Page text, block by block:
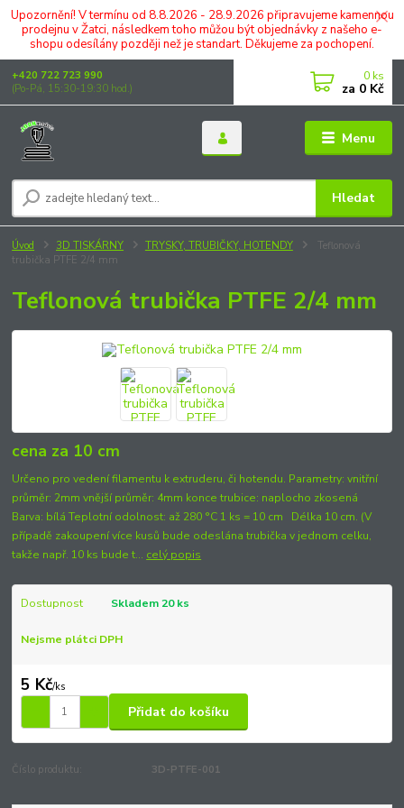
Upozornění! V termínu od 8.8.2026 - 28.9.2026 připravujeme kamennou
prodejnu v Žatci, následkem toho můžou být objednávky z našeho e-
shopu odesílány později než je standart. Děkujeme za pochopení.
Menu
Hledat
+420 722 723 990
(Po-Pá, 15:30-19:30 hod.)
0 ks
za 0 Kč
Úvod 3D TISKÁRNY TRYSKY, TRUBIČKY, HOTENDY
Teflonová
trubička PTFE 2/4 mm
Teflonová trubička PTFE 2/4 mm
cena za 10 cm
Určeno pro vedení filamentu k extruderu, či hotendu. Parametry: vnitřní
průměr: 2mm vnější průměr: 4mm konce trubice: naplocho zkosená
Barva: bílá Teplotní odolnost: až 280 °C 1 ks = 10 cm Délka 10 cm. (V
případě zakoupení více kusů bude odeslána trubička v jednom celku,
takže např. 10 ks bude t... celý popis
Dostupnost Skladem 20 ks
Nejsme plátci DPH
5 Kč/ks
Přidat do košíku
Číslo produktu: 3D-PTFE-001